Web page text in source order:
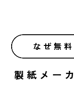
製紙メー